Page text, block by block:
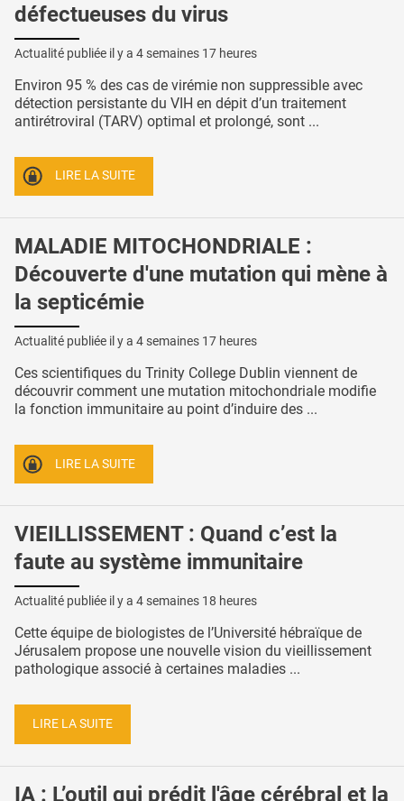
défectueuses du virus
Actualité publiée il y a 4 semaines 17 heures
Environ 95 % des cas de virémie non suppressible avec
détection persistante du VIH en dépit d’un traitement
antirétroviral (TARV) optimal et prolongé, sont ...
LIRE LA SUITE
MALADIE MITOCHONDRIALE :
Découverte d'une mutation qui mène à
la septicémie
Actualité publiée il y a 4 semaines 17 heures
Ces scientifiques du Trinity College Dublin viennent de
découvrir comment une mutation mitochondriale modifie
la fonction immunitaire au point d’induire des ...
LIRE LA SUITE
VIEILLISSEMENT : Quand c’est la
faute au système immunitaire
Actualité publiée il y a 4 semaines 18 heures
Cette équipe de biologistes de l’Université hébraïque de
Jérusalem propose une nouvelle vision du vieillissement
pathologique associé à certaines maladies ...
LIRE LA SUITE
IA : L’outil qui prédit l'âge cérébral et la